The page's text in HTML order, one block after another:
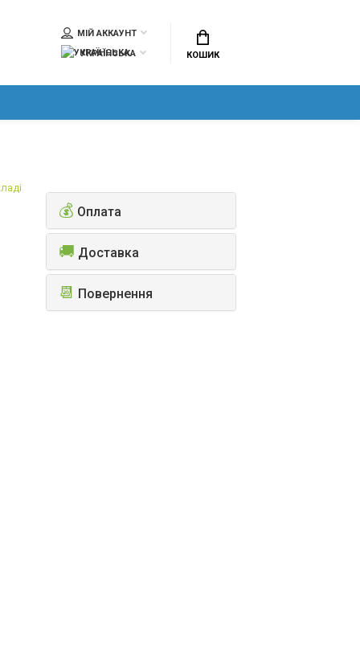
МІЙ АККАУНТ
УКРАЇНСЬКА
КОШИК
💰 Оплата
🚚 Доставка
📆 Повернення